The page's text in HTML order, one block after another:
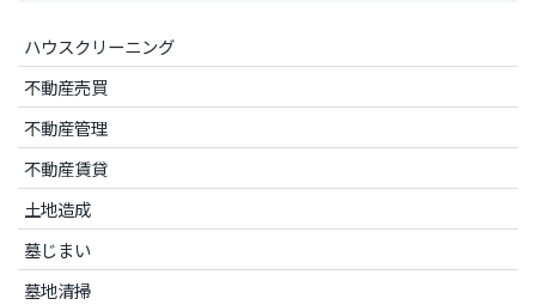
ハウスクリーニング
不動産売買
不動産管理
不動産賃貸
土地造成
墓じまい
墓地清掃